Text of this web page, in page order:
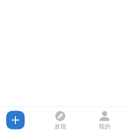
发现 我的